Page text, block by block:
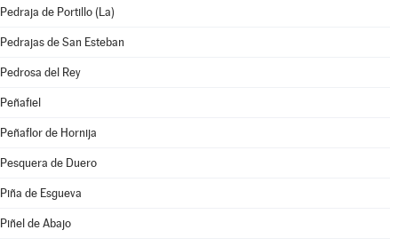
Pedraja de Portillo (La)
Pedrajas de San Esteban
Pedrosa del Rey
Peñafiel
Peñaflor de Hornija
Pesquera de Duero
Piña de Esgueva
Piñel de Abajo